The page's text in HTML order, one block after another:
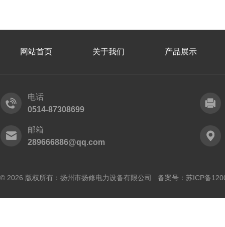
网站首页 关于我们 产品展示
电话
0514-87308699
邮箱
289666886@qq.com
© 2026 版权所有：扬州市扬修电力设备有限公司 备案号： 苏ICP备